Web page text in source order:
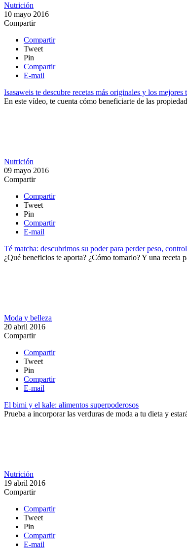
Nutrición
10 mayo 2016
Compartir
Compartir
Tweet
Pin
Compartir
E-mail
Isasaweis te descubre recetas más originales y los mejores
​En este vídeo, te cuenta cómo beneficiarte de las
Nutrición
09 mayo 2016
Compartir
Compartir
Tweet
Pin
Compartir
E-mail
Té matcha: descubrimos su poder para perder peso,
​¿Qué beneficios te aporta? ¿Cómo tomarlo? Y una receta
Moda y belleza
20 abril 2016
Compartir
Compartir
Tweet
Pin
Compartir
E-mail
El bimi y el kale: alimentos superpoderosos
Prueba a incorporar las verduras de moda a tu dieta y
Nutrición
19 abril 2016
Compartir
Compartir
Tweet
Pin
Compartir
E-mail